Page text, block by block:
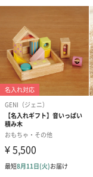
（660円）
スイーツ
スイーツを同梱して
です。